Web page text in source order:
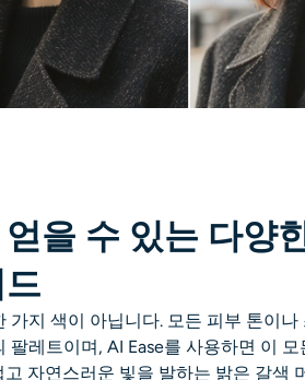
을 수 있는 다양
가지 색이 아닙니다. 모든 피부 톤이나
팔레트이며, AI Ease를 사용하면 이
고 자연스러운 빛을 발하는 밝은 갈색